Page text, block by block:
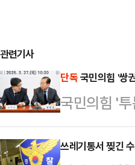
관련기사
단독국민의힘 '쌍
국민의힘 '
탄핵심판 선
다. 헌법재
쓰레기통서 찢긴